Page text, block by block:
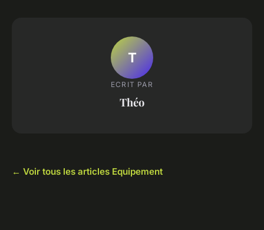
T
ECRIT PAR
Théo
← Voir tous les articles Equipement